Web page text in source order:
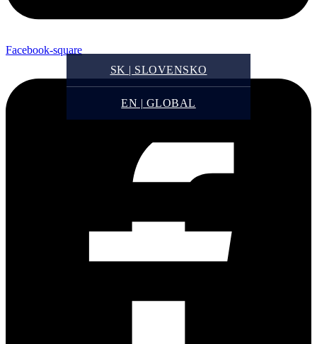
SK | SLOVENSKO
EN | GLOBAL
Facebook-square